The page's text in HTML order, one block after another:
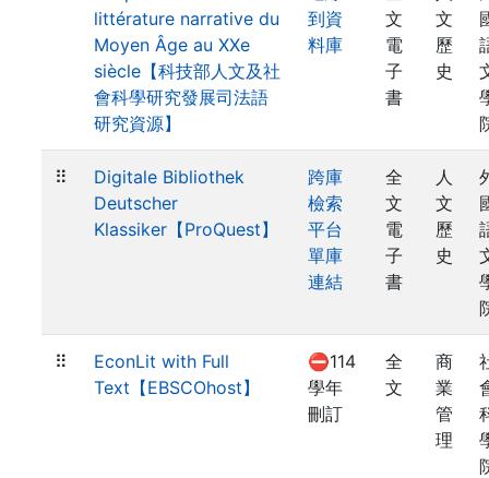
littérature narrative du
Moyen Âge au XXe
siècle【科技部人文及社
會科學研究發展司法語
研究資源】
到資
料庫
文
電
子
書
文
歷
史
⠿
Digitale Bibliothek
Deutscher
Klassiker【ProQuest】
跨庫
檢索
平台
單庫
連結
全
文
電
子
書
人
文
歷
史
⠿
EconLit with Full
Text【EBSCOhost】
⛔114
學年
刪訂
全
文
商
業
管
理